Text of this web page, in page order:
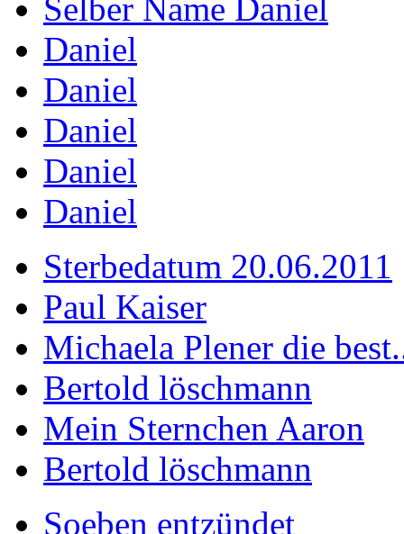
Selber Name Daniel
Daniel
Daniel
Daniel
Daniel
Daniel
Sterbedatum 20.06.2011
Paul Kaiser
Michaela Plener die
Bertold löschmann
Mein Sternchen Aaron
Bertold löschmann
Soeben entzündet